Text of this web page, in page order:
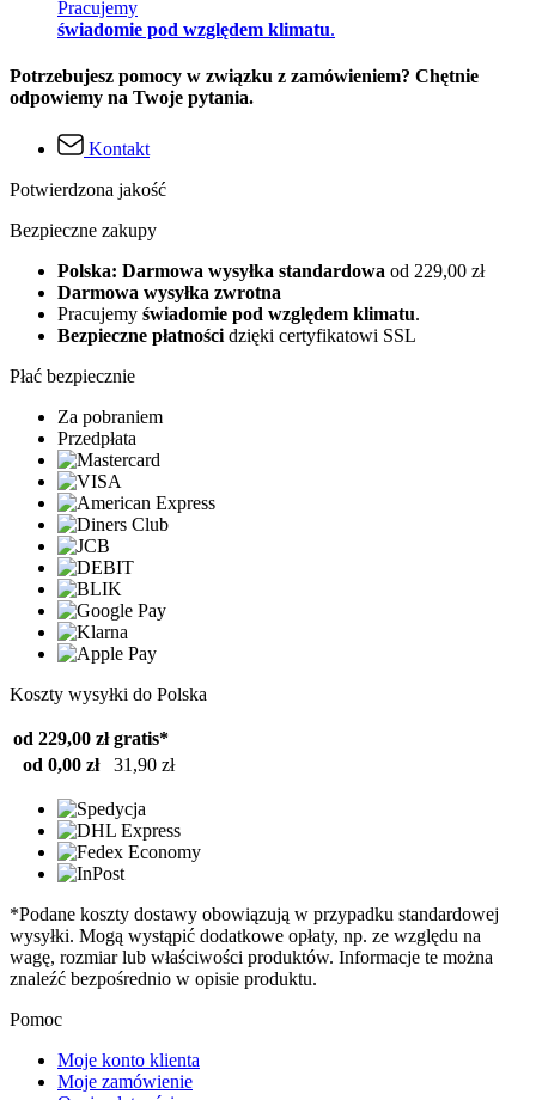
Pracujemy
świadomie pod względem klimatu.
Potrzebujesz pomocy w związku z zamówieniem? Chętnie
odpowiemy na Twoje pytania.
Kontakt
Potwierdzona jakość
Bezpieczne zakupy
Polska: Darmowa wysyłka standardowa od 229,00 zł
Darmowa wysyłka zwrotna
Pracujemy świadomie pod względem klimatu.
Bezpieczne płatności dzięki certyfikatowi SSL
Płać bezpiecznie
Za pobraniem
Przedpłata
Koszty wysyłki do Polska
od 229,00 zł gratis*
od 0,00 zł
31,90 zł
*Podane koszty dostawy obowiązują w przypadku standardowej
wysyłki. Mogą wystąpić dodatkowe opłaty, np. ze względu na
wagę, rozmiar lub właściwości produktów. Informacje te można
znaleźć bezpośrednio w opisie produktu.
Pomoc
Moje konto klienta
Moje zamówienie